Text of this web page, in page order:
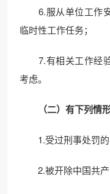
6.服从单位工作安
临时性工作任务；
7.有相关工作经验
考虑。
（二）有下列情
1.受过刑事处罚的
2.被开除中国共产